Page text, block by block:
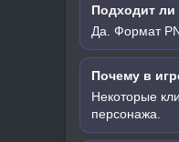
Подходит ли
Да. Формат
Почему в
Некоторые
персонажа.